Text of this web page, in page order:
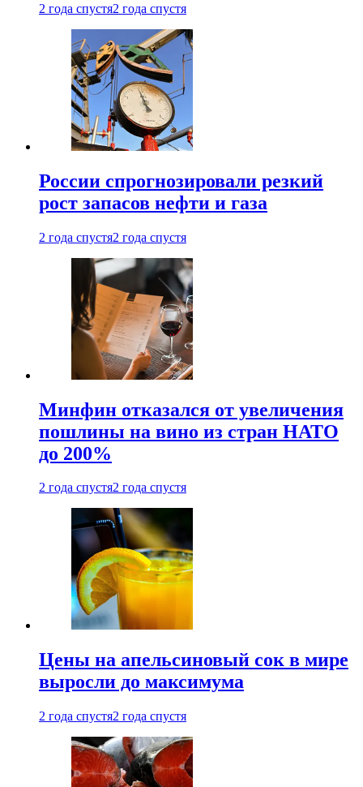
2 года спустя2 года спустя
России спрогнозировали резкий
рост запасов нефти и газа
2 года спустя2 года спустя
Минфин отказался от увеличения
пошлины на вино из стран НАТО
до 200%
2 года спустя2 года спустя
Цены на апельсиновый сок в мире
выросли до максимума
2 года спустя2 года спустя